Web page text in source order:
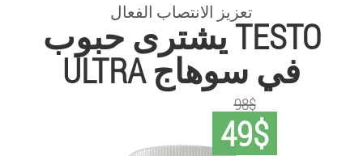
تعزيز الانتصاب الفعال
يشترى حبوب TESTO
ULTRA في سوهاج
49$
98$